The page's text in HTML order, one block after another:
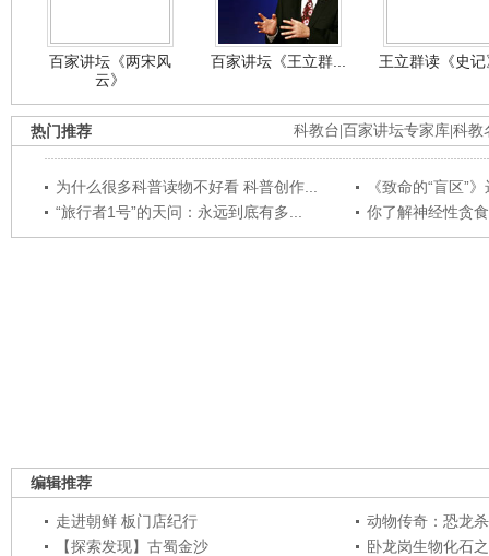
百家讲坛《两宋风
云》
百家讲坛《王立群... 王立群读《史
科教台 百家讲坛专家库 科教
热门推荐
为什么很多科普读物不好看 科普创作...
《致命的“盲区”
“旅行者1号”的天问：永远到底有多...
你了解神经性贪
编辑推荐
走进朝鲜 板门店纪行
动物传奇：恐龙
【探索发现】古蜀金沙
卧龙岗生物化石